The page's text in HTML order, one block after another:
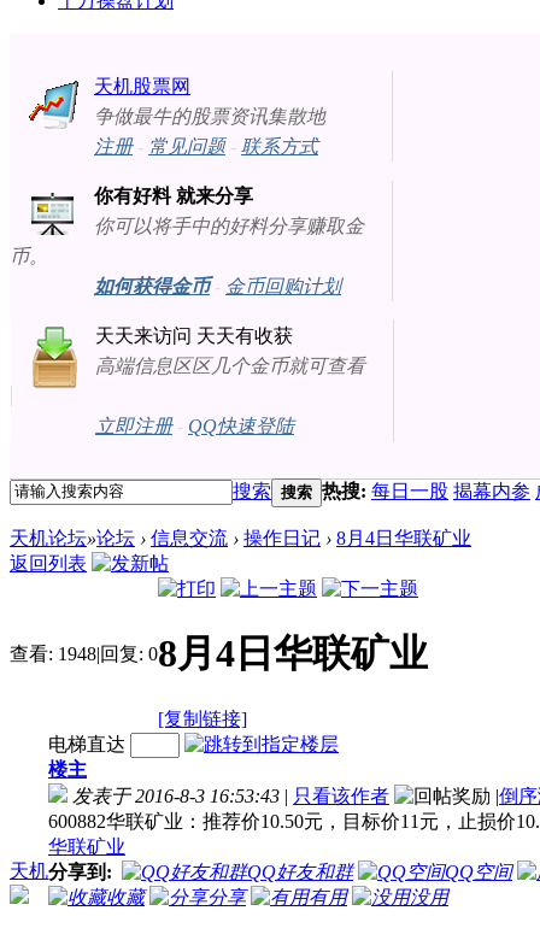
天机股票网
争做最牛的股票资讯集散地
注册- 常见问题- 联系方式
你有好料 就来分享
你可以将手中的好料分享赚取金
币。
如何获得金币- 金币回购计划
天天来访问 天天有收获
高端信息区区几个金币就可查看
立即注册- QQ快速登陆
搜索 搜索 热搜: 每日一股 揭幕内参
天机论坛»论坛 › 信息交流 › 操作日记 › 8月4日华联矿业
返回列表
查看: 1948|回复: 08月4日华联矿业
[复制链接]
天机
电梯直达
楼主
发表于 2016-8-3 16:53:43 | 只看该作者 |倒
600882华联矿业：推荐价10.50元，目标价11元，止损价
华联矿业
分享到:
QQ好友和群
QQ空间
收藏
分享 有用 没用